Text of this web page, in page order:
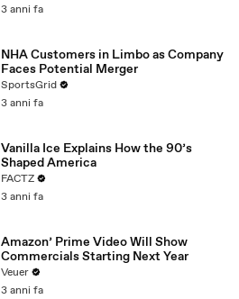
3 anni fa
NHA Customers in Limbo as Company
Faces Potential Merger
SportsGrid
3 anni fa
Vanilla Ice Explains How the 90’s
Shaped America
FACTZ
3 anni fa
Amazon’ Prime Video Will Show
Commercials Starting Next Year
Veuer
3 anni fa